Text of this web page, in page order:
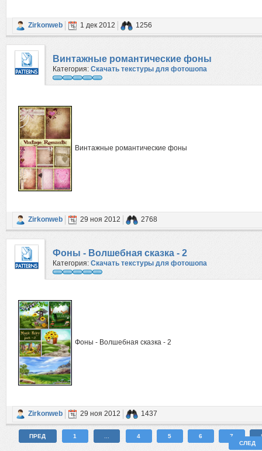
Zirkonweb 1 дек 2012 1256
Винтажные романтические фоны
Категория: Скачать текстуры для фотошопа
Винтажные романтические фоны
Zirkonweb 29 ноя 2012 2768
Фоны - Волшебная сказка - 2
Категория: Скачать текстуры для фотошопа
Фоны - Волшебная сказка - 2
Zirkonweb 29 ноя 2012 1437
ПРЕД 1 ... 4 5 6 7
СЛЕД